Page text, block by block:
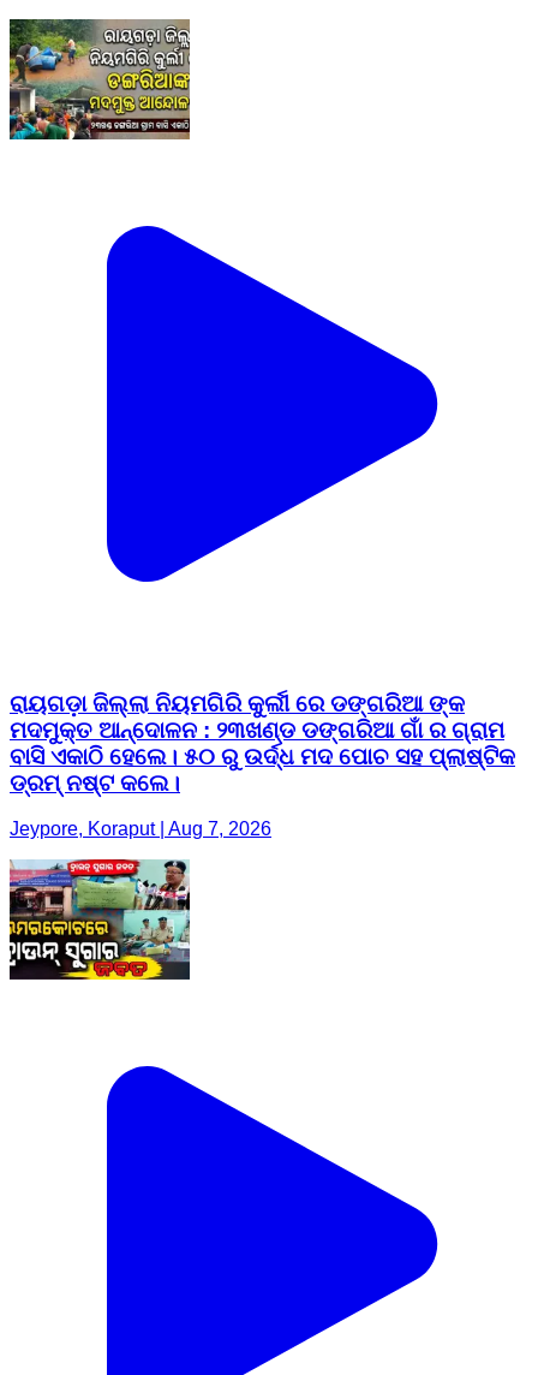
ରାୟଗଡ଼ା ଜିଲ୍ଲା ନିୟମଗିରି କୁର୍ଲୀ ରେ ଡଙ୍ଗରିଆ ଙ୍କ
ମଦମୁକ୍ତ ଆନ୍ଦୋଳନ : ୨୩ଖଣ୍ଡ ଡଙ୍ଗରିଆ ଗାଁ ର ଗ୍ରାମ
ବାସି ଏକାଠି ହେଲେ। ୫୦ ରୁ ଉର୍ଦ୍ଧ ମଦ ପୋଚ ସହ ପ୍ଲାଷ୍ଟିକ
ଡ୍ରମ୍ ନଷ୍ଟ କଲେ।
Jeypore, Koraput | Aug 7, 2026